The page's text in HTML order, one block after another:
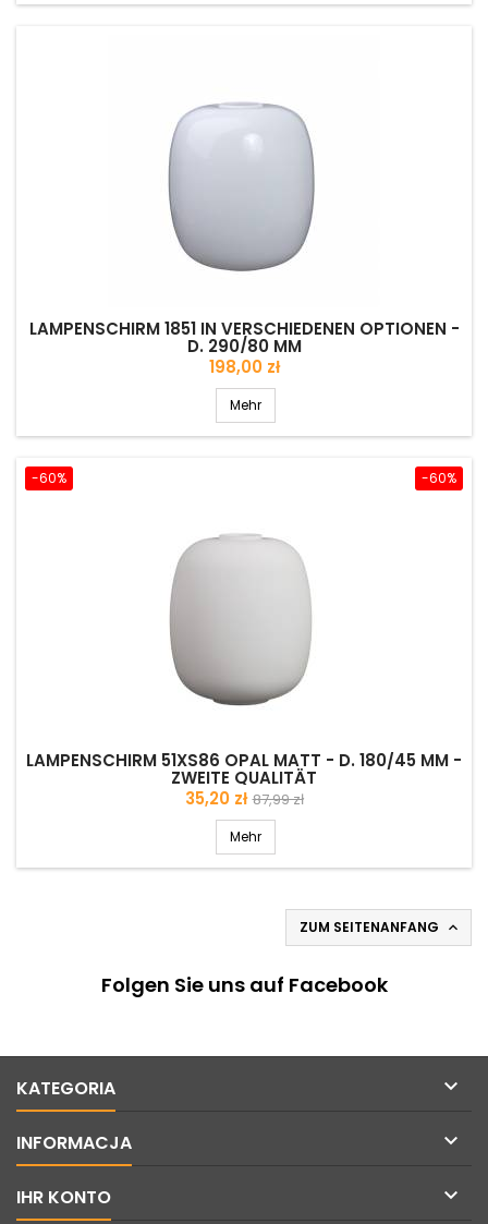
LAMPENSCHIRM 1851 IN VERSCHIEDENEN OPTIONEN -
D. 290/80 MM
Preis
198,00 zł
Mehr
-60%
-60%
LAMPENSCHIRM 51XS86 OPAL MATT - D. 180/45 MM -
ZWEITE QUALITÄT
Preis
35,20 zł Verkaufspreis
87,99 zł
Mehr
ZUM SEITENANFANG 
Folgen Sie uns auf Facebook
KATEGORIA 
INFORMACJA 
IHR KONTO 